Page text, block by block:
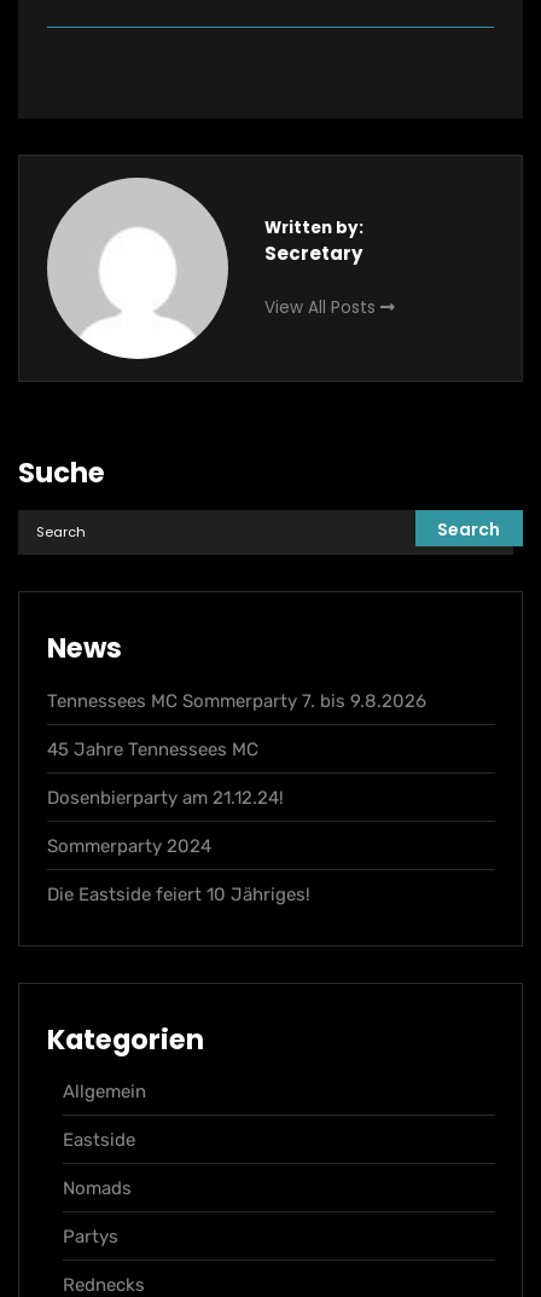
Written by:
Secretary
View All Posts
Suche
News
Tennessees MC Sommerparty 7. bis 9.8.2026
45 Jahre Tennessees MC
Dosenbierparty am 21.12.24!
Sommerparty 2024
Die Eastside feiert 10 Jähriges!
Kategorien
Allgemein
Eastside
Nomads
Partys
Rednecks